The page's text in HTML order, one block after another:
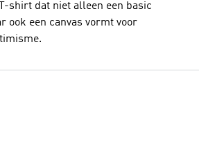
shirt dat niet alleen een basic
ook een canvas vormt voor